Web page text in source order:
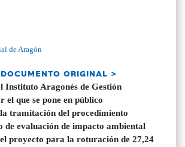
de Aragón
ORIGINAL >
Instituto Aragonés de Gestión
el que se pone en público
tramitación del procedimiento
de evaluación de impacto ambiental
proyecto para la roturación de 27,24